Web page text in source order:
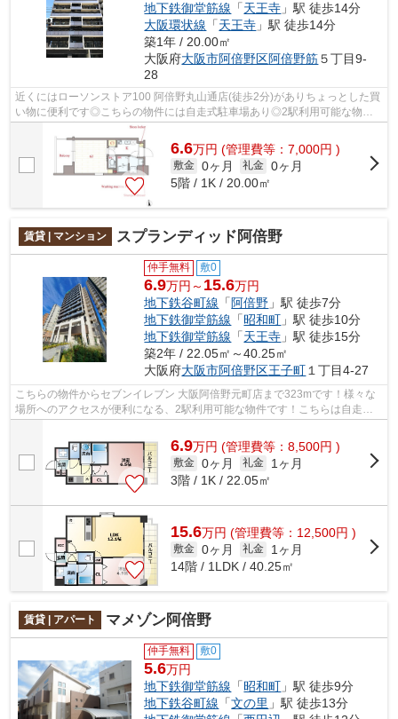
地下鉄御堂筋線 「天王寺 」駅 徒歩14分
大阪環状線 「天王寺 」駅 徒歩14分
築1年 / 20.00㎡
大阪府大阪市阿倍野区阿倍野筋５丁目9-
28
近くにはローソンストア100 阿倍野丸山通店(徒歩2分)がありちょっとした買
い物に便利です◎こちらの物件には自走式駐車場あり◎2駅利用可能な物件
で目的地に応じて路線を選ぶことができ...
6.6万円 (管理費等：7,000円 )
敷金 0ヶ月 礼金 0ヶ月
5階 / 1K / 20.00㎡
賃貸 | マンション スプランディッド阿倍野
仲手無料 敷0
6.9万円～ 15.6万円
地下鉄谷町線 「 阿倍野 」駅 徒歩7分
地下鉄御堂筋線 「昭和町 」駅 徒歩10分
地下鉄御堂筋線 「天王寺 」駅 徒歩15分
築2年 / 22.05㎡～40.25㎡
大阪府大阪市阿倍野区王子町 １丁目4-27
こちらの物件からセブンイレブン 大阪阿倍野元町店まで323mです！様々な
場所へのアクセスが便利になる、2駅利用可能な物件です！こちらは自走式
6.9万円 (管理費等：8,500円 )
敷金 0ヶ月 礼金
1ヶ月
3階 / 1K / 22.05㎡
15.6万円 (管理費等：12,500円 )
敷金 0ヶ月 礼金
1ヶ月
14階 / 1LDK / 40.25㎡
賃貸 | アパート マメゾン阿倍野
仲手無料 敷0
5.6万円
地下鉄御堂筋線 「昭和町 」駅 徒歩9分
地下鉄谷町線 「文の里 」駅 徒歩13分